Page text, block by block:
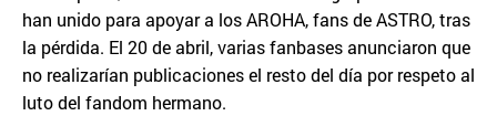
han unido para apoyar a los AROHA, fans de ASTRO, tras
la pérdida. El 20 de abril, varias fanbases anunciaron que
no realizarían publicaciones el resto del día por respeto al
luto del fandom hermano.